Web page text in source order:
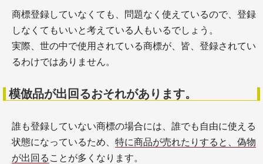
商標登録していなくても、問題なく使えているので、登録
しなくてもいいと考えている人もいるでしょう。
実際、世の中で使用されている商標が、皆、登録されてい
るわけではありません。
模倣品が出回るおそれがあります。
誰も登録していない商標の場合には、誰でも自由に使える
状態になっているため、 特に商品が売れたりすると、偽物
が出回る ことが多くなります。